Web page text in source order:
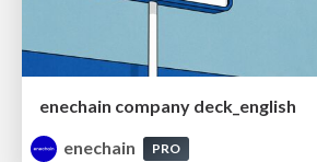
enechain company deck_english
enechain
PRO